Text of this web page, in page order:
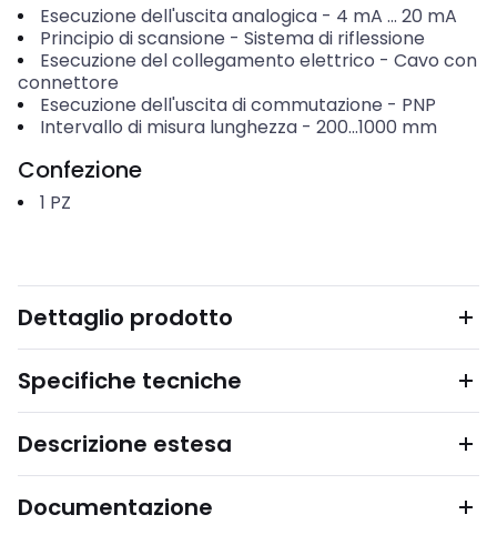
Esecuzione dell'uscita analogica- 4 mA ... 20 mA
Principio di scansione - Sistema di riflessione
Esecuzione del collegamento elettrico - Cavo con
connettore
Esecuzione dell'uscita di commutazione - PNP
Intervallo di misura lunghezza- 200...1000 mm
Confezione
1 PZ
Dettaglio prodotto
Specifiche tecniche
Descrizione estesa
Documentazione